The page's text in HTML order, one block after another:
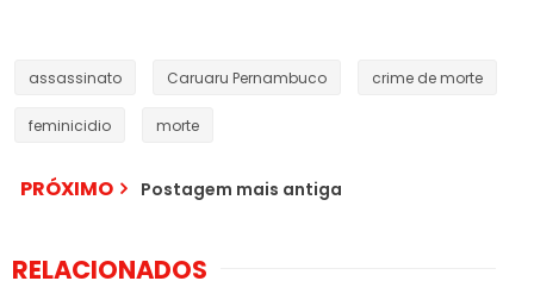
assassinato Caruaru Pernambuco crime de morte
feminicidio morte
PRÓXIMO Postagem mais antiga
RELACIONADOS
em frente ao Fórum de